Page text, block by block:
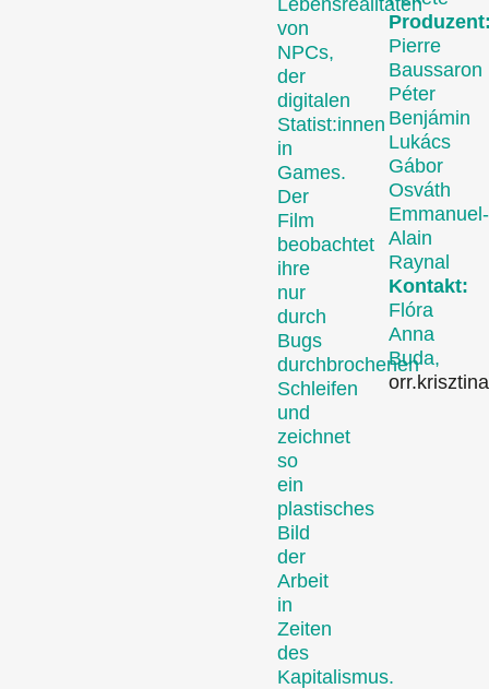
von
NPCs,
der
digitalen
Statist:innen
in
Games.
Der
Film
beobachtet
ihre
nur
durch
Bugs
durchbrochenen
Schleifen
und
zeichnet
so
ein
plastisches
Bild
der
Arbeit
in
Zeiten
des
Kapitalismus.
Pierre
Baussaron
Péter
Benjámin
Lukács
Gábor
Osváth
Emmanuel-
Alain
Raynal
Kontakt:
Flóra
Anna
Buda,
orr.krisztina
Wettbewerbe
Aktuelle Kurzfilme aus der
ganzen Welt. Am
Sonntagabend werden die
vielversprechendsten
Kurzfilme ausgezeichnet.
Hors Concours